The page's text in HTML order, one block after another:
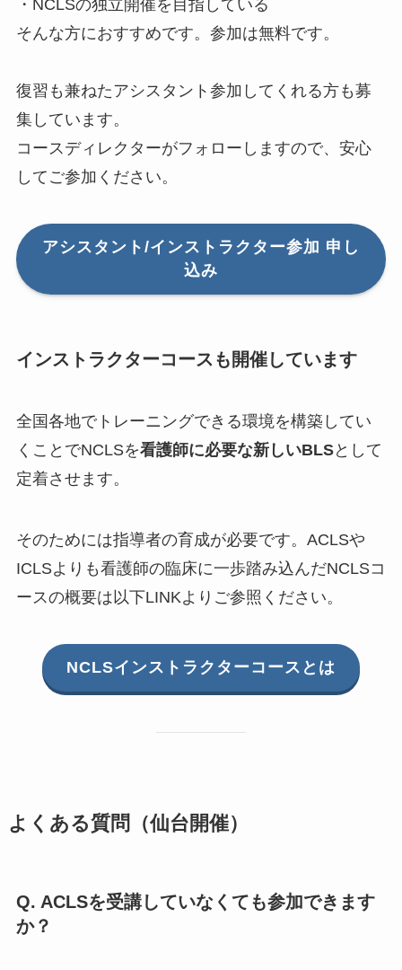
・NCLSの独立開催を目指している
そんな方におすすめです。参加は無料です。
復習も兼ねたアシスタント参加してくれる方も募
集しています。
コースディレクターがフォローしますので、安心
してご参加ください。
アシスタント/インストラクター参加 申し
込み
インストラクターコースも開催しています
全国各地でトレーニングできる環境を構築してい
くことでNCLSを看護師に必要な新しいBLSとして
定着させます。
そのためには指導者の育成が必要です。ACLSや
ICLSよりも看護師の臨床に一歩踏み込んだNCLSコ
ースの概要は以下LINKよりご参照ください。
NCLSインストラクターコースとは
よくある質問（仙台開催）
Q. ACLSを受講していなくても参加できます
か？